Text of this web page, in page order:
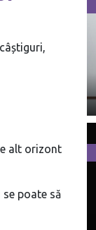
alt orizont
poate să